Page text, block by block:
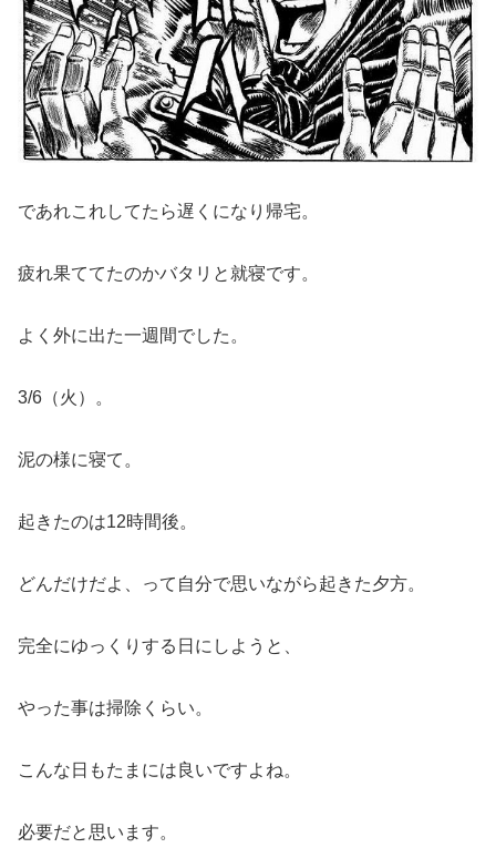
であれこれしてたら遅くになり帰宅。
疲れ果ててたのかバタリと就寝です。
よく外に出た一週間でした。
3/6（火）。
泥の様に寝て。
起きたのは12時間後。
どんだけだよ、って自分で思いながら起きた夕方。
完全にゆっくりする日にしようと、
やった事は掃除くらい。
こんな日もたまには良いですよね。
必要だと思います。